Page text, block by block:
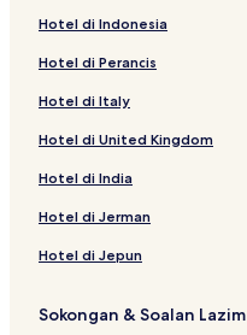
Hotel di Indonesia
Hotel di Perancis
Hotel di Italy
Hotel di United Kingdom
Hotel di India
Hotel di Jerman
Hotel di Jepun
Sokongan & Soalan Lazim